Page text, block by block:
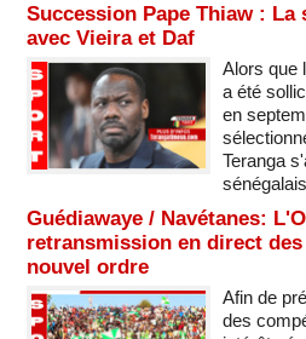
Succession Pape Thiaw :
avec Vieira et Daf
Alors que
a été
en
Teranga
Guédiawaye / Navétanes:
retransmission en direct
nouvel ordre
Afin de
des